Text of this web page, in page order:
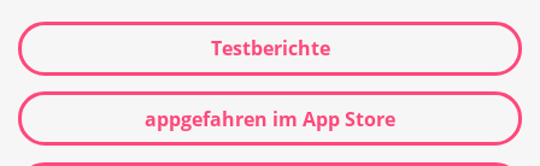
Testberichte
appgefahren im App Store